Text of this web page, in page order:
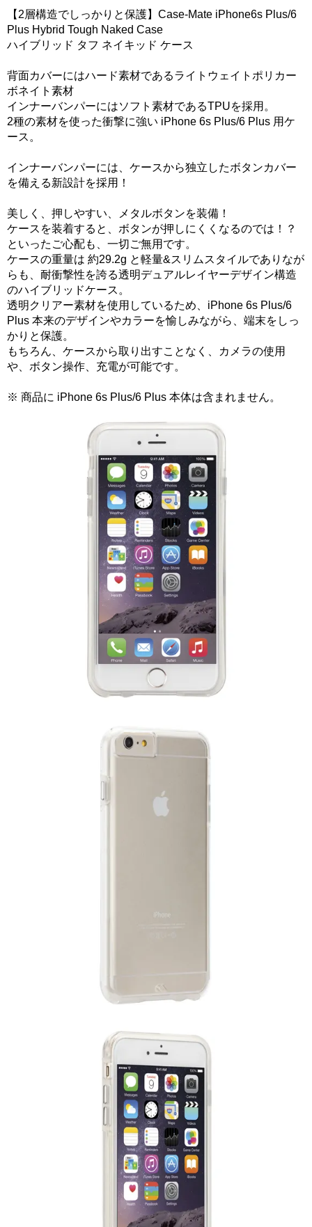
【2層構造でしっかりと保護】Case-Mate iPhone6s Plus/6
Plus Hybrid Tough Naked Case
ハイブリッド タフ ネイキッド ケース
背面カバーにはハード素材であるライトウェイトポリカー
ボネイト素材
インナーバンパーにはソフト素材であるTPUを採用。
2種の素材を使った衝撃に強い iPhone 6s Plus/6 Plus 用ケ
ース。
インナーバンパーには、ケースから独立したボタンカバー
を備える新設計を採用！
美しく、押しやすい、メタルボタンを装備！
ケースを装着すると、ボタンが押しにくくなるのでは！？
といったご心配も、一切ご無用です。
ケースの重量は 約29.2g と軽量&スリムスタイルでありなが
らも、耐衝撃性を誇る透明デュアルレイヤーデザイン構造
のハイブリッドケース。
透明クリアー素材を使用しているため、iPhone 6s Plus/6
Plus 本来のデザインやカラーを愉しみながら、端末をしっ
かりと保護。
もちろん、ケースから取り出すことなく、カメラの使用
や、ボタン操作、充電が可能です。
※ 商品に iPhone 6s Plus/6 Plus 本体は含まれません。